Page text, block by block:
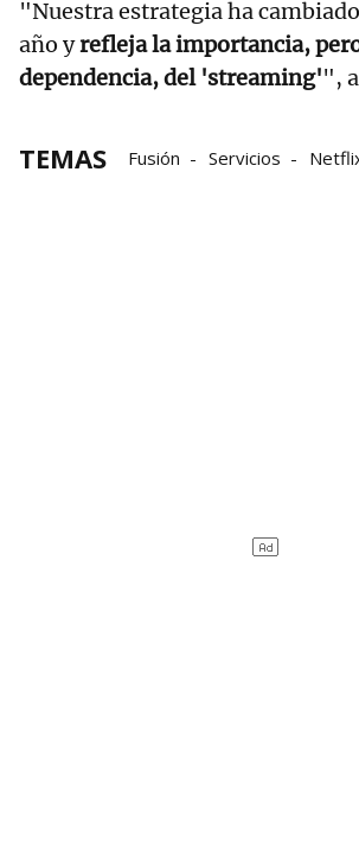
"Nuestra estrategia ha
año yrefleja la importancia,
dependencia, del 'streaming'",
TEMAS Fusión Servicios